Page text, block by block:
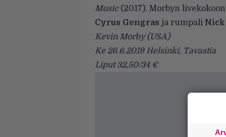
Music(2017). Morbyn
Cyrus Gengras ja rumpali
Kevin Morby (USA)
Ke 26.6.2019 Helsinki, Tavastia
Liput 32,50/34 €